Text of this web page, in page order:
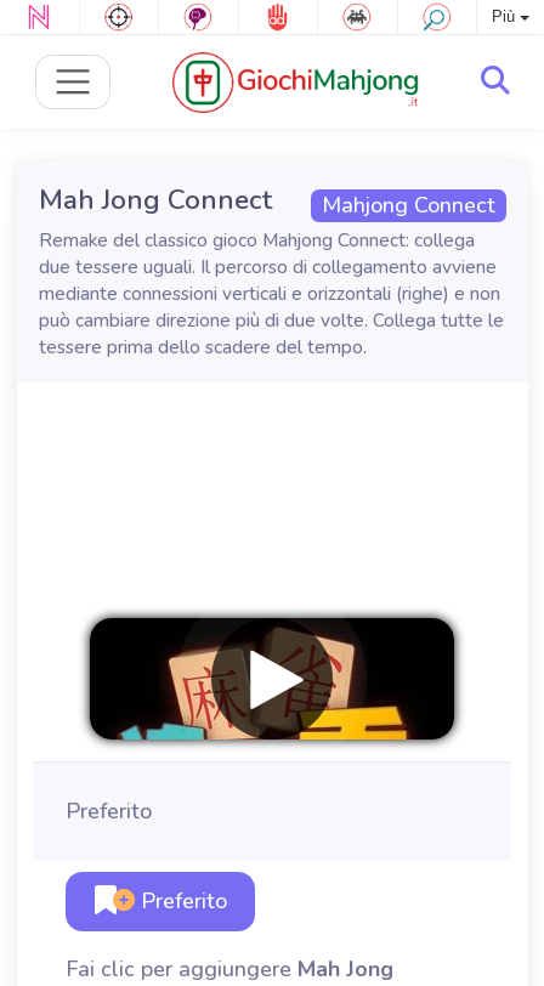
Più
Mahjong Connect
Mah Jong Connect
Remake del classico gioco Mahjong Connect: collega
due tessere uguali. Il percorso di collegamento avviene
mediante connessioni verticali e orizzontali (righe) e non
può cambiare direzione più di due volte. Collega tutte le
tessere prima dello scadere del tempo.
Preferito
Preferito
Fai clic per aggiungere Mah Jong